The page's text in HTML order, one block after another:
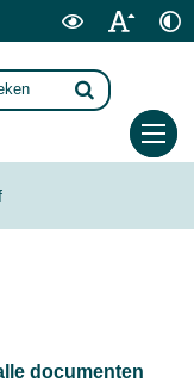
documenten